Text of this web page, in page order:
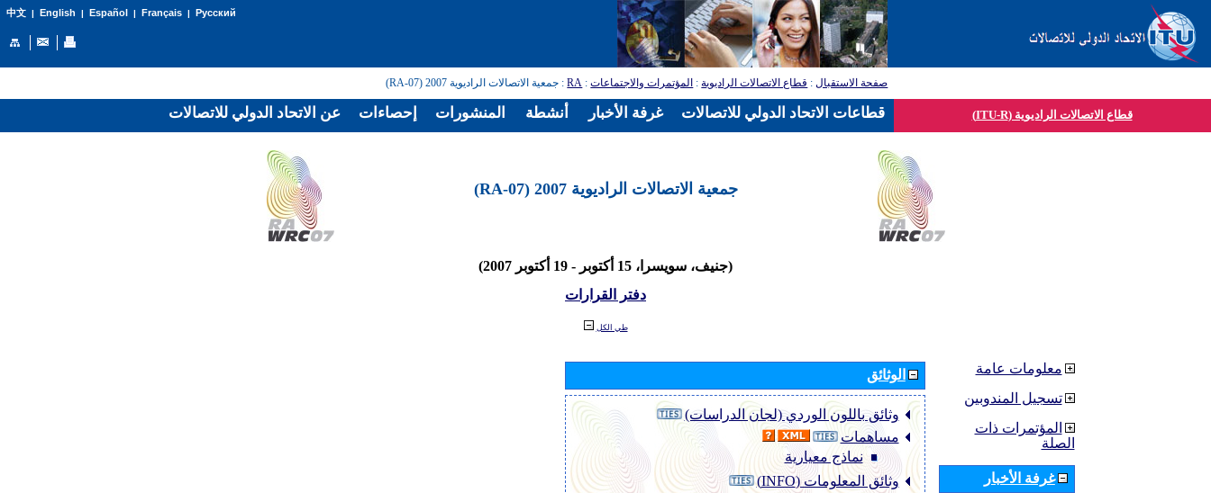
中文| English | Español | Français| Русский
صفحة الاستقبال: قطاع الاتصالات الراديوية: المؤتمرات والاجتماعات:
RA: جمعية الاتصالات الراديوية 2007 (RA-07)
قطاع الاتصالات الراديوية (ITU-R)
جمعية الاتصالات الراديوية 2007 (RA-07)
(جنيف، سويسرا، 15 أكتوبر - 19 أكتوبر 2007)
دفتر القرارات
طي الكل
الوثائق
وثائق باللون الوردي (لجان الدراسات)
مساهمات
نماذج معيارية
وثائق المعلومات (INFO)
معلومات عامة
تسجيل المندوبين
المؤتمرات ذات
الصلة
غرفة الأخبار
عن الاتحاد الدولي للاتصالات إحصاءات المنشورات أنشطة غرفة الأخبار قطاعات الاتحاد الدولي للاتصالات